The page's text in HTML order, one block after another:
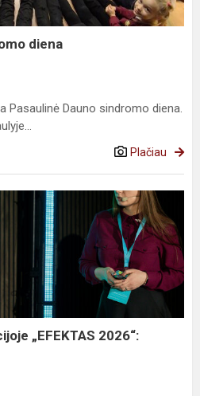
diena
Pasaulinė Dauno sindromo diena.
Plačiau
„EFEKTAS 2026“: